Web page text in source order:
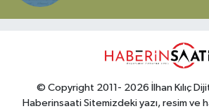
© Copyright 2011- 2026 İlhan Kılıç
Haberinsaati Sitemizdeki yazı, resim ve